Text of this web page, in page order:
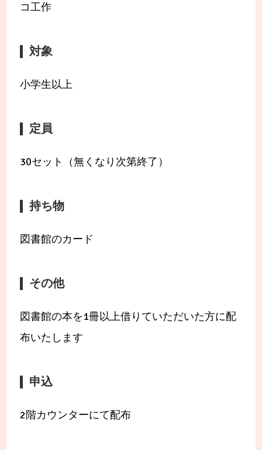
コ工作
対象
小学生以上
定員
30セット（無くなり次第終了）
持ち物
図書館のカード
その他
図書館の本を1冊以上借りていただいた方に配
布いたします
申込
2階カウンターにて配布